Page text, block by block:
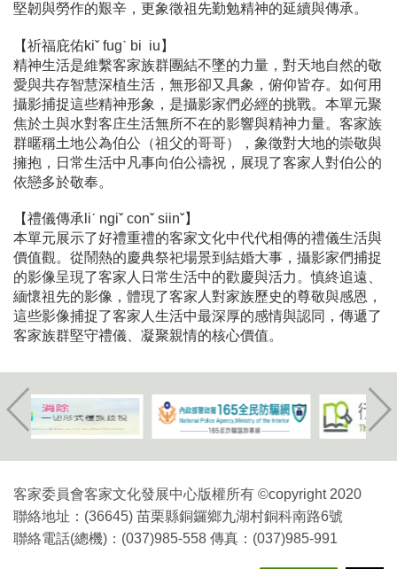
堅韌與勞作的艱辛，更象徵祖先勤勉精神的延續與傳承。
【祈福庇佑kiˇ fugˋ bi iu】
精神生活是維繫客家族群團結不墜的力量，對天地自然的敬
愛與共存智慧深植生活，無形卻又具象，俯仰皆存。如何用
攝影捕捉這些精神形象，是攝影家們必經的挑戰。本單元聚
焦於土與水對客庄生活無所不在的影響與精神力量。客家族
群暱稱土地公為伯公（祖父的哥哥），象徵對大地的崇敬與
擁抱，日常生活中凡事向伯公禱祝，展現了客家人對伯公的
依戀多於敬奉。
【禮儀傳承liˊ ngiˇ conˇ siinˇ】
本單元展示了好禮重禮的客家文化中代代相傳的禮儀生活與
價值觀。從鬧熱的慶典祭祀場景到結婚大事，攝影家們捕捉
的影像呈現了客家人日常生活中的歡慶與活力。慎終追遠、
緬懷祖先的影像，體現了客家人對家族歷史的尊敬與感恩，
這些影像捕捉了客家人生活中最深厚的感情與認同，傳遞了
客家族群堅守禮儀、凝聚親情的核心價值。
客家委員會客家文化發展中心版權所有 ©copyright 2020
聯絡地址：(36645) 苗栗縣銅鑼鄉九湖村銅科南路6號
聯絡電話(總機)：(037)985-558 傳真：(037)985-991